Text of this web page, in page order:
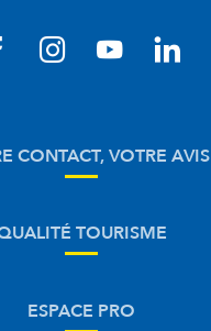
CONTACT, VOTRE AVIS
TOURISME
ESPACE PRO